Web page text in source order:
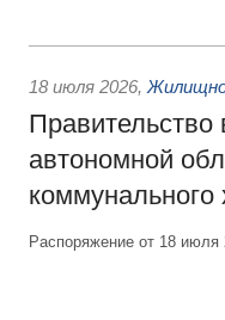
18 июля 2026,
автономной
коммунального
Распоряжение от 18